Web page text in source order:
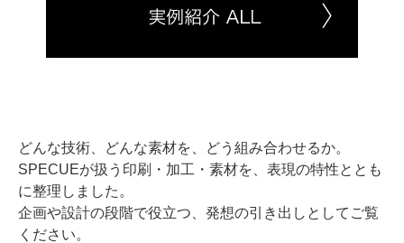
どんな技術、どんな素材を、どう組み合わせるか。
SPECUEが扱う印刷・加工・素材を、表現の特性ととも
に整理しました。
企画や設計の段階で役立つ、発想の引き出しとしてご覧
ください。